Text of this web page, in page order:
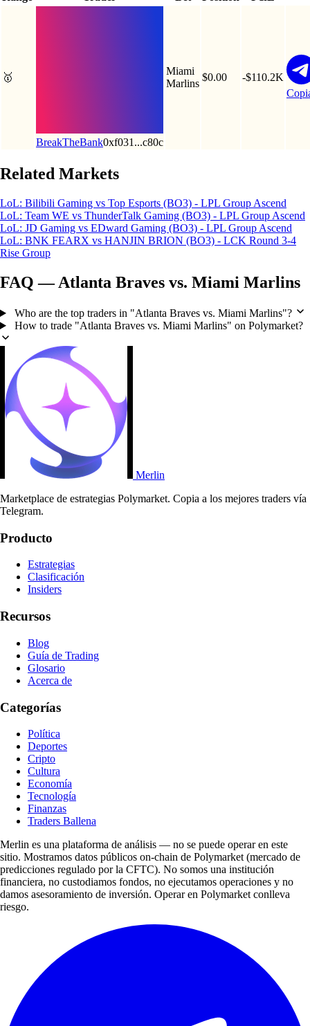
🥇
BreakTheBank0xf031...c80c
Miami
Marlins
$0.00
-$110.2K
Related Markets
LoL: Bilibili Gaming vs Top Esports (BO3) - LPL Group Ascend
LoL: Team WE vs ThunderTalk Gaming (BO3) - LPL Group Ascend
LoL: JD Gaming vs EDward Gaming (BO3) - LPL Group Ascend
LoL: BNK FEARX vs HANJIN BRION (BO3) - LCK Round 3-4
Rise Group
FAQ — Atlanta Braves vs. Miami Marlins
Who are the top traders in "Atlanta Braves vs. Miami Marlins"?
How to trade "Atlanta Braves vs. Miami Marlins" on Polymarket?
Merlin
Marketplace de estrategias Polymarket. Copia a los mejores traders vía
Telegram.
Producto
Estrategias
Clasificación
Insiders
Recursos
Blog
Guía de Trading
Glosario
Acerca de
Categorías
Política
Deportes
Cripto
Cultura
Economía
Tecnología
Finanzas
Traders Ballena
Merlin es una plataforma de análisis — no se puede operar en este
sitio. Mostramos datos públicos on-chain de Polymarket (mercado de
predicciones regulado por la CFTC). No somos una institución
financiera, no custodiamos fondos, no ejecutamos operaciones y no
damos asesoramiento de inversión. Operar en Polymarket conlleva
riesgo.